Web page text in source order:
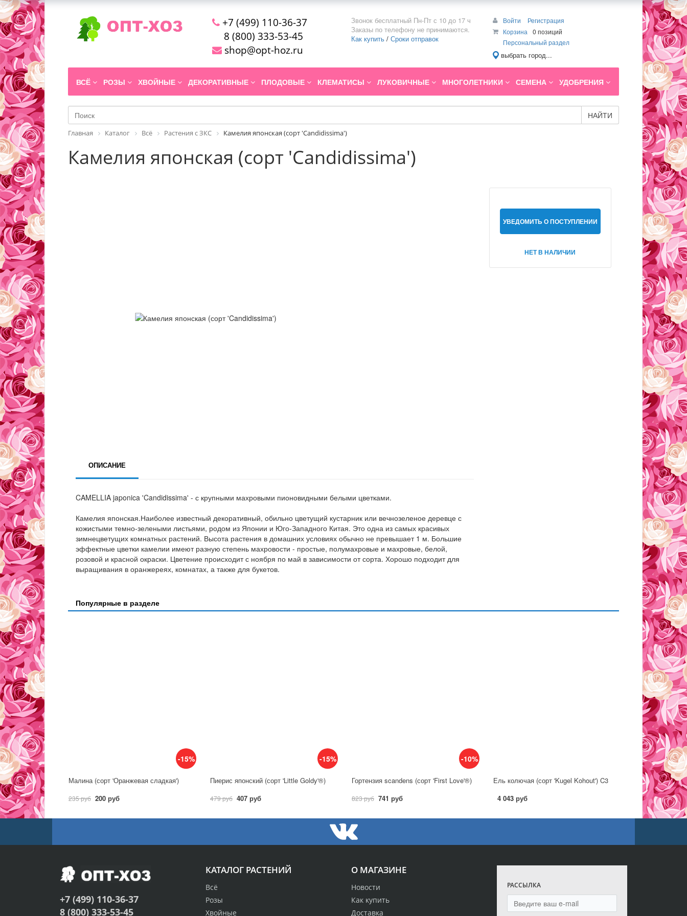
+7 (499) 110-36-37
8 (800) 333-53-45
shop@opt-hoz.ru
Звонок бесплатный Пн-Пт с 10 до 17 ч
Заказы по телефону не принимаются.
Как купить / Сроки отправок
Войти
Регистрация
Корзина
0 позиций
Персональный раздел
выбрать город...
ВСЁ РОЗЫ ХВОЙНЫЕ ДЕКОРАТИВНЫЕ ПЛОДОВЫЕ КЛЕМАТИСЫ ЛУКОВИЧНЫЕ МНОГОЛЕТНИКИ СЕМЕНА УДОБРЕНИЯ
НАЙТИ
Главная Каталог Всё Растения с ЗКС Камелия японская (сорт 'Candidissima')
Камелия японская (сорт 'Candidissima')
УВЕДОМИТЬ О ПОСТУПЛЕНИИ
НЕТ В НАЛИЧИИ
ОПИСАНИЕ
CAMELLIA japonica 'Candidissima' - с крупными махровыми пионовидными белыми цветками.
Камелия японская.Наиболее известный декоративный, обильно цветущий кустарник или вечнозеленое деревце с
кожистыми темно-зелеными листьями, родом из Японии и Юго-Западного Китая. Это одна из самых красивых
зимнецветущих комнатных растений. Высота растения в домашних условиях обычно не превышает 1 м. Большие
эффектные цветки камелии имеют разную степень махровости - простые, полумахровые и махровые, белой,
розовой и красной окраски. Цветение происходит с ноября по май в зависимости от сорта. Хорошо подходит для
выращивания в оранжереях, комнатах, а также для букетов.
Популярные в разделе
-15%
Малина (сорт 'Оранжевая сладкая')
235 руб 200 руб
-15%
Пиерис японский (сорт 'Little Goldy'®)
479 руб 407 руб
-10%
Гортензия scandens (сорт 'First Love'®)
823 руб 741 руб
Ель колючая (сорт 'Kugel Kohout') C3
4 043 руб
О МАГАЗИНЕ
Новости
Как купить
Доставка
КАТАЛОГ РАСТЕНИЙ
Всё
Розы
Хвойные
РАССЫЛКА
+7 (499) 110-36-37
8 (800) 333-53-45